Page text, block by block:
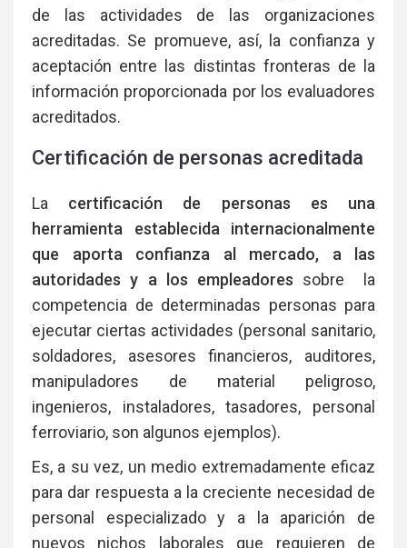
de las actividades de las organizaciones
acreditadas. Se promueve, así, la confianza y
aceptación entre las distintas fronteras de la
información proporcionada por los evaluadores
acreditados.
Certificación de personas acreditada
La certificación de personas es una
herramienta establecida internacionalmente
que aporta confianza al mercado, a las
autoridades y a los empleadores sobre la
competencia de determinadas personas para
ejecutar ciertas actividades (personal sanitario,
soldadores, asesores financieros, auditores,
manipuladores de material peligroso,
ingenieros, instaladores, tasadores, personal
ferroviario, son algunos ejemplos).
Es, a su vez, un medio extremadamente eficaz
para dar respuesta a la creciente necesidad de
personal especializado y a la aparición de
nuevos nichos laborales que requieren de